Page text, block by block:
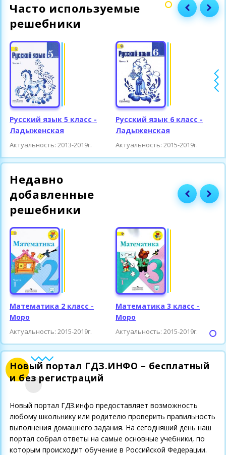
Часто используемые
решебники
Русский язык 5 класс -
Ладыженская
Актуальность: 2013-2019г.
Русский язык 6 класс -
Ладыженская
Актуальность: 2015-2019г.
Недавно
добавленные
решебники
Математика 2 класс -
Моро
Актуальность: 2015-2019г.
Математика 3 класс -
Моро
Актуальность: 2015-2019г.
Новый портал ГДЗ.ИНФО – бесплатный
и без регистраций
Новый портал ГДЗ.инфо предоставляет возможность
любому школьнику или родителю проверить правильность
выполнения домашнего задания. На сегодняший день наш
портал собрал ответы на самые основные учебники, по
которым происходит обучение в Российской Федерации.